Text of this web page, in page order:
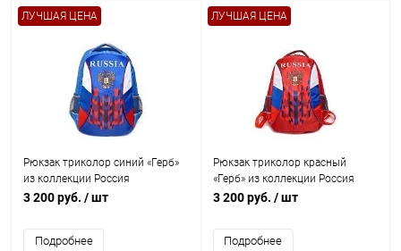
ЛУЧШАЯ ЦЕНА
Рюкзак триколор синий «Герб»
из коллекции Россия
3 200 руб. / шт
Подробнее
ЛУЧШАЯ ЦЕНА
Рюкзак триколор красный
«Герб» из коллекции Россия
3 200 руб. / шт
Подробнее